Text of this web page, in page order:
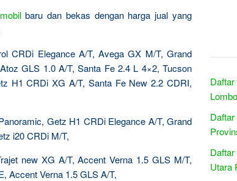
mobilbaru dan bekas dengan harga jual yang
CRDi Elegance A/T, Avega GX M/T, Grand
GLS 1.0 A/T, Santa Fe 2.4 L 4×2, Tucson
H1 CRDi XG A/T, Santa Fe New 2.2 CDRI,
Getz H1 CRDi Elegance A/T, Grand
i20 CRDi M/T,
new XG A/T, Accent Verna 1.5 GLS M/T,
Accent Verna 1.5 GLS A/T,
Utara